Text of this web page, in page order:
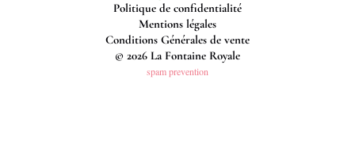
Politique de confidentialité
Mentions légales
Conditions Générales de vente
© 2026 La Fontaine Royale
spam prevention